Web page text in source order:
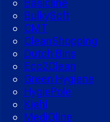
Basicline
BulkySoft
CMT
CleanShopping
Dutch Bins
Eco2Clean
Green Hygiene
HygiePole
Kiehl
MediQline